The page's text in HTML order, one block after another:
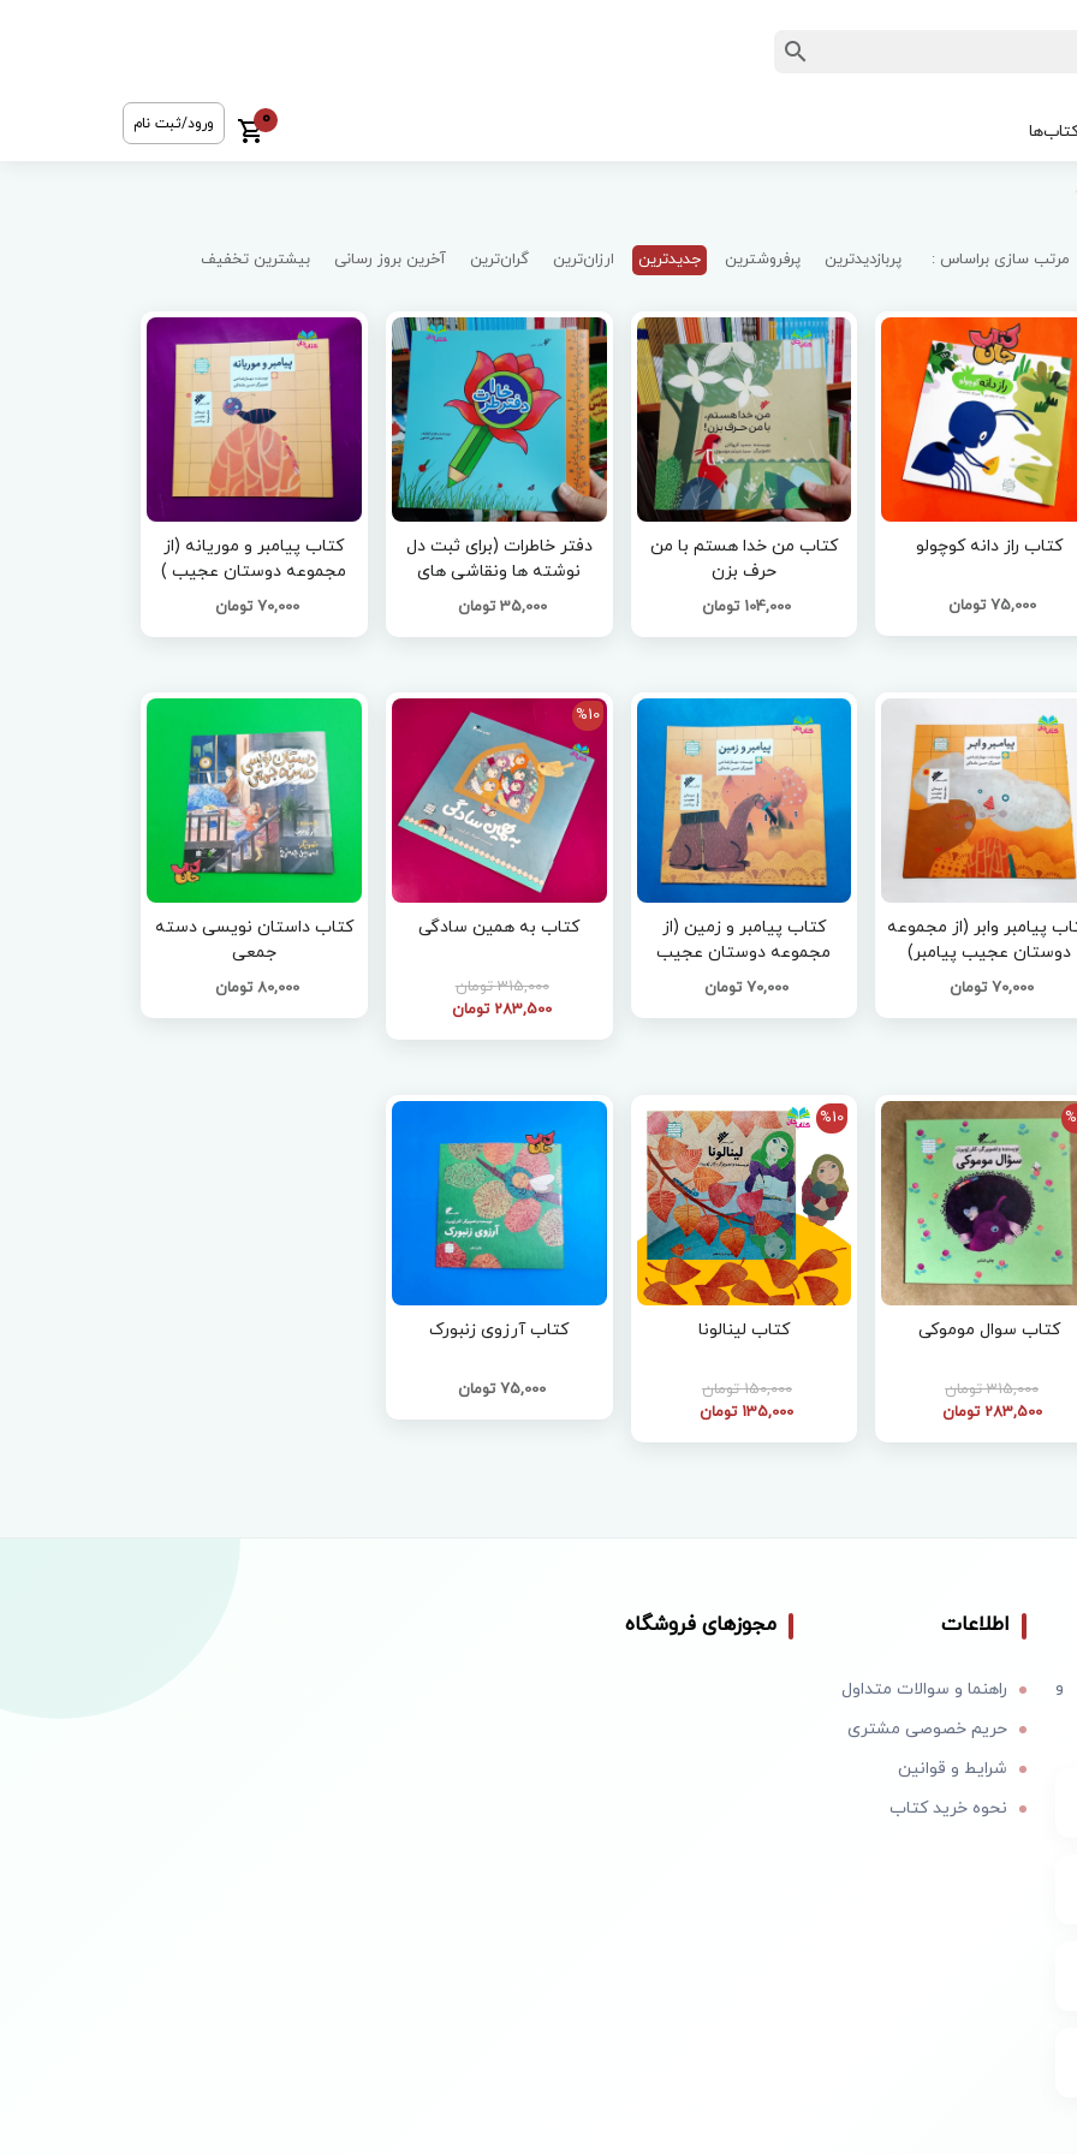
0 ورود/ثبت نام
مرتب سازی براساس : پربازدیدترین پرفروشترین جدیدترین ارزان‌ترین گران‌ترین آخرین بروز رسانی بیشترین تخفیف
کتاب راز دانه کوچولو
75,000 تومان
کتاب من خدا هستم با من
حرف بزن
104,000 تومان
دفتر خاطرات (برای ثبت دل
نوشته ها ونقاشی های
کودکان )35,000 تومان
کتاب پیامبر و موریانه (از
مجموعه دوستان عجیب )
70,000 تومان
پیامبر وابر (از مجموعه
دوستان عجیب پیامبر)
70,000 تومان
کتاب پیامبر و زمین (از
مجموعه دوستان عجیب
پیامبر )70,000 تومان
%10
کتاب به همین سادگی
315,000 تومان
283,500 تومان
کتاب داستان نویسی دسته
جمعی
80,000 تومان
کتاب سوال موموکی
315,000 تومان
283,500 تومان
%10
کتاب لینالونا
150,000 تومان
135,000 تومان
کتاب آرزوی زنبورک
75,000 تومان
و
اطلاعات
راهنما و سوالات متداول
حریم خصوصی مشتری
شرایط و قوانین
نحوه خرید کتاب
مجوزهای فروشگاه